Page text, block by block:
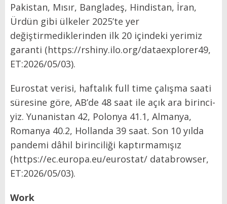
Pakistan, Mısır, Bangladeş, Hindistan, İran,
Ürdün gibi ülkeler 2025’te yer
değiştirmediklerinden ilk 20 içindeki yerimiz
garanti (https://rshiny.ilo.org/data­explorer49,
ET:2026/05/03).
Eurostat verisi, haftalık full ti­me çalışma saati
süresine göre, AB’de 48 saat ile açık ara birinci­
yiz. Yunanistan 42, Polonya 41.1, Almanya,
Romanya 40.2, Hollan­da 39 saat. Son 10 yılda
pandemi dâhil birinciliği kaptırmamışız
(https://ec.europa.eu/eurostat/ databrowser,
ET:2026/05/03).
Work